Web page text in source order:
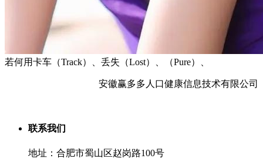
若何用卡车（Track）、丢失（Lost）、（Pure）、
安徽赢多多人口健康信息技术有限公司
联系我们
地址：合肥市蜀山区赵岗路100号